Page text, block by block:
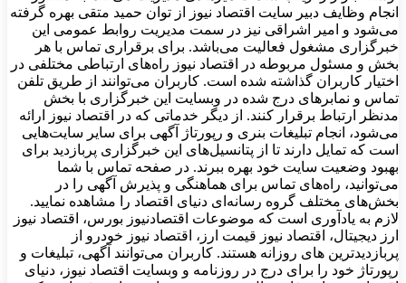
انجام وظایف دبیر سایت اقتصاد نیوز از توان حمید متقی بهره گرفته
می‌شود و امیر اشراقی نیز در سمت مدیریت روابط عمومی این
خبرگزاری مشغول فعالیت می‌باشد. برای برقراری تماس با هر
بخش و مسئول مربوطه در اقتصاد نیوز راه‌های ارتباطی مختلفی در
اختیار کاربران گذاشته شده است. کاربران می‌توانند از طریق تلفن
تماس و نمابرهای درج شده در وبسایت این خبرگزاری با بخش
مدنظر ارتباط برقرار کنند. از دیگر خدماتی که در اقتصاد نیوز ارائه
می‌شود، انجام تبلیغات بنری و رپورتاژ آگهی برای سایر سایت‌هایی
است که تمایل دارند تا از پتانسیل‌های این خبرگزاری پربازدید برای
بهبود وضعیت سایت خود بهره ببرند. در صفحه تماس با شما
می‌توانید، راه‌های تماس برای هماهنگی و پذیرش آگهی را در
بخش‌های مختلف گروه رسانه‌ای دنیای اقتصاد را مشاهده نمایید.
لازم به یادآوری است که موضوعات اقتصادنیوز بورس، اقتصاد نیوز
ارز دیجیتال، اقتصاد نیوز قیمت ارز، اقتصاد نیوز خودرو از
پربازدیدترین های روزانه هستند. کاربران می‌توانند آگهی، تبلیغات و
رپورتاژ خود را برای درج در روزنامه و وبسایت اقتصاد نیوز، دنیای